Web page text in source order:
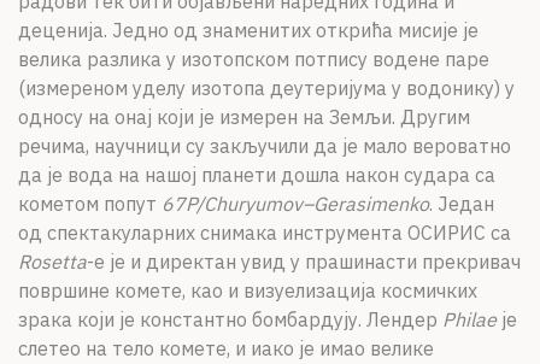
деценија. Једно од знаменитих открића мисије је
велика разлика у изотопском потпису водене паре
(измереном уделу изотопа деутеријума у водонику) у
односу на онај који је измерен на Земљи. Другим
речима, научници су закључили да је мало вероватно
да је вода на нашој планети дошла након судара са
кометом попут 67P/Churyumov–Gerasimenko. Један
од спектакуларних снимака инструмента ОСИРИС са
Rosetta-е је и директан увид у прашинасти прекривач
површине комете, као и визуелизација космичких
зрака који је константно бомбардују. Лендер Philaeје
слетео на тело комете, и иако је имао велике